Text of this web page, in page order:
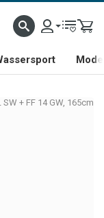
+ FF 14 GW, 165cm